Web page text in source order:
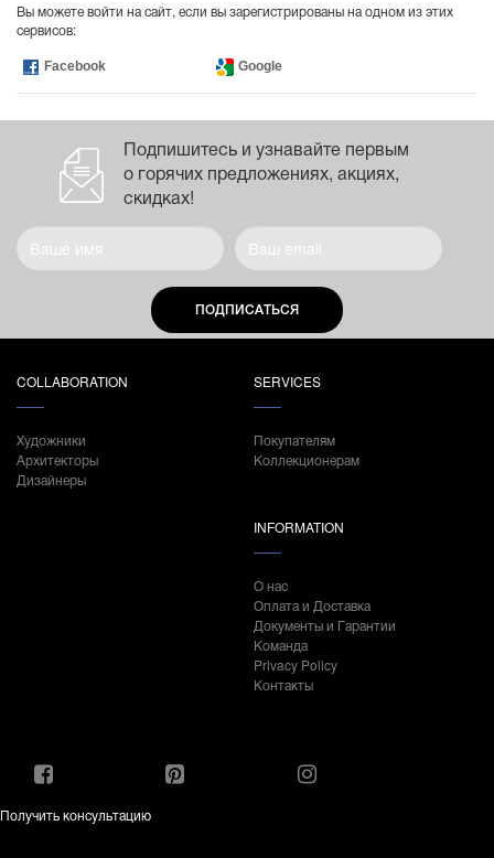
Вы можете войти на сайт, если вы зарегистрированы на одном из этих
сервисов:
Facebook Google
Подпишитесь и узнавайте первым
о горячих предложениях, акциях,
скидках!
ПОДПИСАТЬСЯ
COLLABORATION
Художники
Архитекторы
Дизайнеры
SERVICES
Покупателям
Коллекционерам
INFORMATION
О нас
Оплата и Доставка
Документы и Гарантии
Команда
Privacy Policy
Контакты
Получить консультацию